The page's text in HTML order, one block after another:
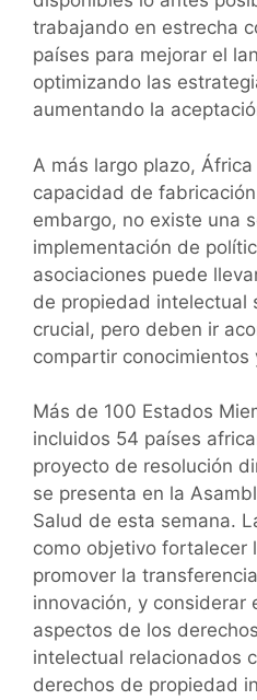
trabajando en estrecha
países para mejorar el
optimizando las
aumentando la
A más largo plazo,
capacidad de
embargo, no existe una
implementación de
asociaciones puede
de propiedad intelectual
crucial, pero deben ir
compartir
Más de 100 Estados
incluidos 54 países
proyecto de resolución
se presenta en la
Salud de esta semana.
como objetivo fortalecer
promover la
innovación, y considerar
aspectos de los
intelectual relacionados
derechos de propiedad